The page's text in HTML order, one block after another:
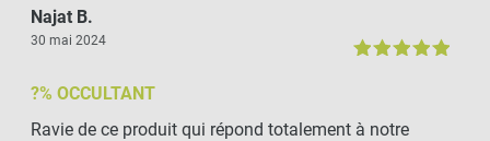
Najat B.
30 mai 2024
?% OCCULTANT
Ravie de ce produit qui répond totalement à notre